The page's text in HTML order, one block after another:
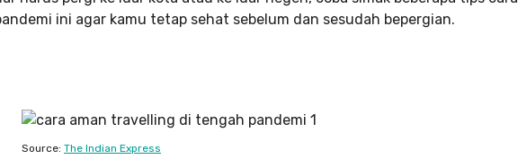
ini agar kamu tetap sehat sebelum dan sesudah bepergian.
Source: The Indian Express